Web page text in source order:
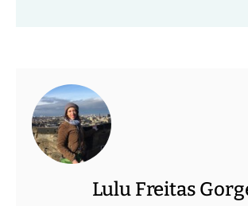
Lulu Freitas